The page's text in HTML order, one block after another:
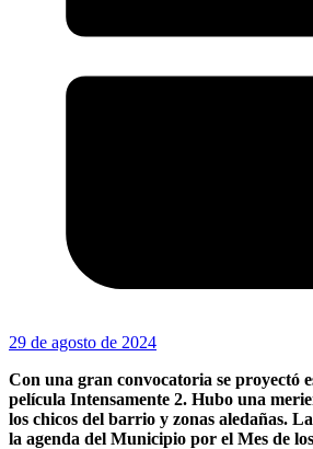
29 de agosto de 2024
Con una gran convocatoria se proyectó
película Intensamente 2. Hubo una
los chicos del barrio y zonas aledañas.
la agenda del Municipio por el Mes de